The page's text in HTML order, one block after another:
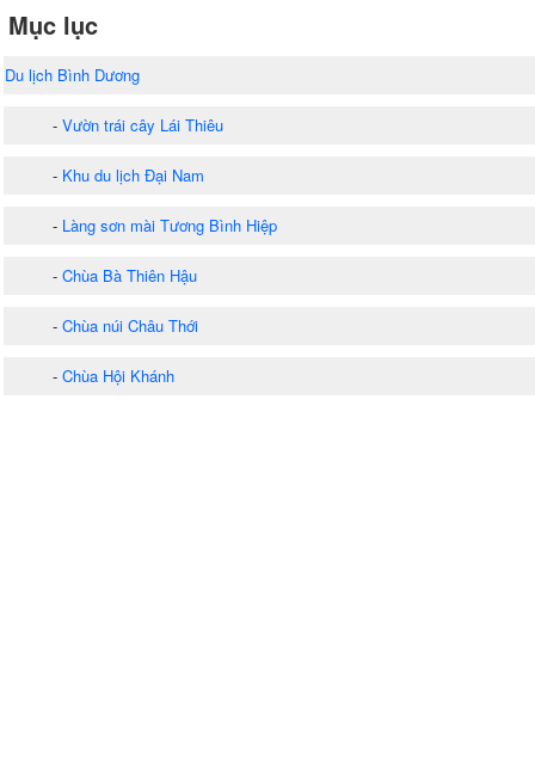
Mục lục
Du lịch Bình Dương
- Vườn trái cây Lái Thiêu
- Khu du lịch Đại Nam
- Làng sơn mài Tương Bình Hiệp
- Chùa Bà Thiên Hậu
- Chùa núi Châu Thới
- Chùa Hội Khánh